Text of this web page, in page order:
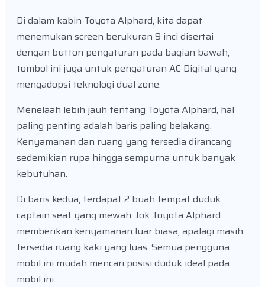
Di dalam kabin Toyota Alphard, kita dapat
menemukan screen berukuran 9 inci disertai
dengan button pengaturan pada bagian bawah,
tombol ini juga untuk pengaturan AC Digital yang
mengadopsi teknologi dual zone.
Menelaah lebih jauh tentang Toyota Alphard, hal
paling penting adalah baris paling belakang.
Kenyamanan dan ruang yang tersedia dirancang
sedemikian rupa hingga sempurna untuk banyak
kebutuhan.
Di baris kedua, terdapat 2 buah tempat duduk
captain seat yang mewah. Jok Toyota Alphard
memberikan kenyamanan luar biasa, apalagi masih
tersedia ruang kaki yang luas. Semua pengguna
mobil ini mudah mencari posisi duduk ideal pada
mobil ini.